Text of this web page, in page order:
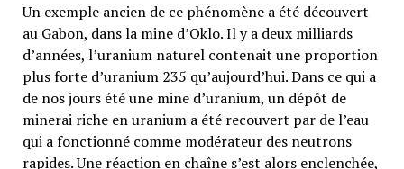
Un exemple ancien de ce phénomène a été découvert
au Gabon, dans la mine d’Oklo. Il y a deux milliards
d’années, l’uranium naturel contenait une proportion
plus forte d’uranium 235 qu’aujourd’hui. Dans ce qui a
de nos jours été une mine d’uranium, un dépôt de
minerai riche en uranium a été recouvert par de l’eau
qui a fonctionné comme modérateur des neutrons
rapides. Une réaction en chaîne s’est alors enclenchée,